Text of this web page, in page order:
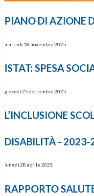
PIANO DI AZIONE
martedì 18 novembre 2025
ISTAT: SPESA
giovedì 25 settembre 2025
L’INCLUSIONE
DISABILITÀ - 2023-
lunedì 28 aprile 2025
RAPPORTO